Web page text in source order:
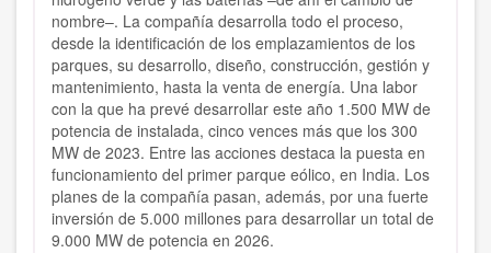
nombre–. La compañía desarrolla todo el proceso,
desde la identificación de los emplazamientos de los
parques, su desarrollo, diseño, construcción, gestión y
mantenimiento, hasta la venta de energía. Una labor
con la que ha prevé desarrollar este año 1.500 MW de
potencia de instalada, cinco vences más que los 300
MW de 2023. Entre las acciones destaca la puesta en
funcionamiento del primer parque eólico, en India. Los
planes de la compañía pasan, además, por una fuerte
inversión de 5.000 millones para desarrollar un total de
9.000 MW de potencia en 2026.